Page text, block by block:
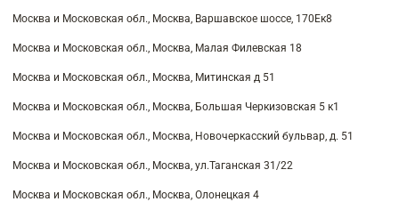
Москва и Московская обл., Москва, Варшавское шоссе, 170Ек8
Москва и Московская обл., Москва, Малая Филевская 18
Москва и Московская обл., Москва, Митинская д 51
Москва и Московская обл., Москва, Большая Черкизовская 5 к1
Москва и Московская обл., Москва, Новочеркасский бульвар, д. 51
Москва и Московская обл., Москва, ул.Таганская 31/22
Москва и Московская обл., Москва, Олонецкая 4